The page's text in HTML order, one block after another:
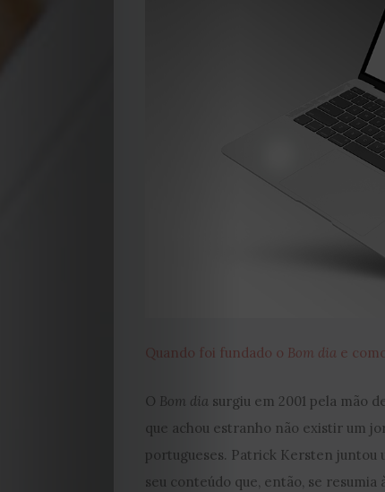
Quando foi fundado o Bom dia e
O Bom dia surgiu em 2001 pela mão
que achou estranho não existir um
portugueses. Patrick Kersten juntou
seu conteúdo que, então, se